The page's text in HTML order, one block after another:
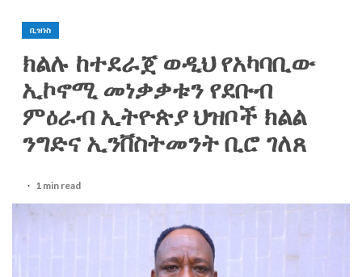
ቢዝነስ
ክልሉ ከተደራጀ ወዲህ የአካባቢው
ኢኮኖሚ መነቃቃቱን የደቡብ
ምዕራብ ኢትዮጵያ ህዝቦች ክልል
ንግድና ኢንቨስትመንት ቢሮ ገለጸ
1 min read